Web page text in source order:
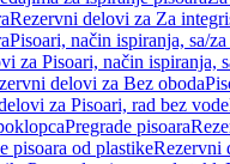
Rezervni delovi za Za
Pisoari, način ispiranja, sa/
za Pisoari, način ispiranja,
delovi za Bez oboda
za Pisoari, rad bez vode
Pregrade pisoara
pisoara od plastikeRezervni